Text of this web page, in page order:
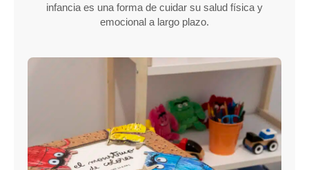
infancia es una forma de cuidar su salud física y
emocional a largo plazo.